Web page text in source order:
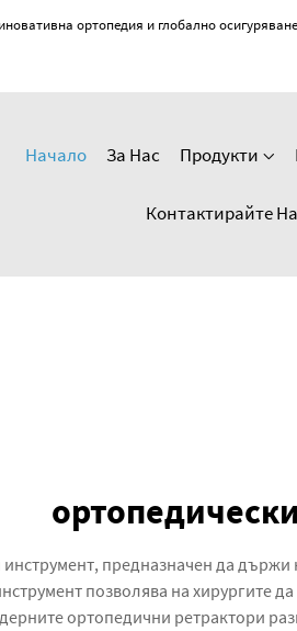
ортопедия и глобално
Начало За Нас Продукти
Контактирайте
предназначен да
позволява на хирургите
ортопедични ретрактори